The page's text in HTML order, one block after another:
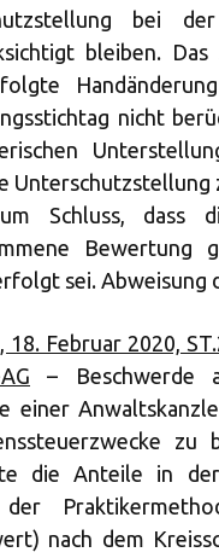
bei
bleiben.
nicht
Unterschutzstellung
Schluss, dass
Bewertung
sei. Abweisung
18. Februar 2020,
– Beschwerde
einer
die Anteile in
nach dem